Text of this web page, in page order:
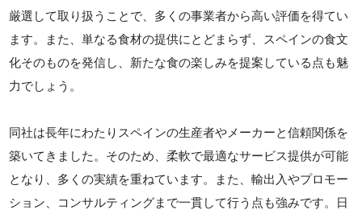
厳選して取り扱うことで、多くの事業者から高い評価を得てい
ます。また、単なる食材の提供にとどまらず、スペインの食文
化そのものを発信し、新たな食の楽しみを提案している点も魅
力でしょう。
同社は長年にわたりスペインの生産者やメーカーと信頼関係を
築いてきました。そのため、柔軟で最適なサービス提供が可能
となり、多くの実績を重ねています。また、輸出入やプロモー
ション、コンサルティングまで一貫して行う点も強みです。日